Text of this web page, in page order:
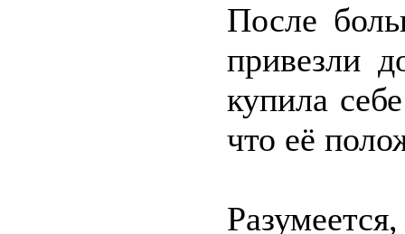
После
привезли
купила
что её